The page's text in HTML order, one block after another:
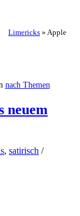
Limericks » Apple
nach Themen
neuem
, satirisch /